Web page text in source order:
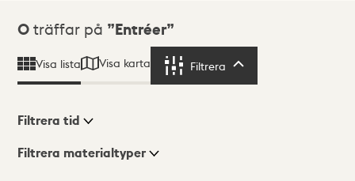
Sökresultat
0 träffar på Entréer
Visa lista Visa karta Filtrera
Visningsläge
Filtrera tid
Filtrera materialtyper